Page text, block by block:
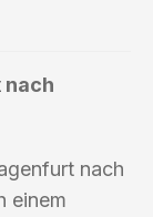
nach
nach
einem